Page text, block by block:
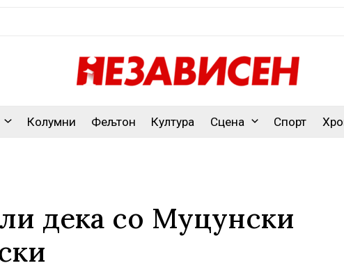
Колумни Фељтон Култура Сцена Спорт
дека со Муцунски